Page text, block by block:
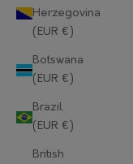
Herzegovina
(EUR €)
Botswana
(EUR €)
Brazil
(EUR €)
British